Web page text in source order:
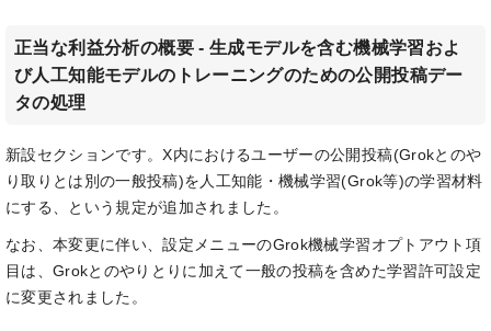
正当な利益分析の概要 - 生成モデルを含む機械学習およ
び人工知能モデルのトレーニングのための公開投稿デー
タの処理
新設セクションです。X内におけるユーザーの公開投稿(Grokとのや
り取りとは別の一般投稿)を人工知能・機械学習(Grok等)の学習材料
にする、という規定が追加されました。
なお、本変更に伴い、設定メニューのGrok機械学習オプトアウト項
目は、Grokとのやりとりに加えて一般の投稿を含めた学習許可設定
に変更されました。